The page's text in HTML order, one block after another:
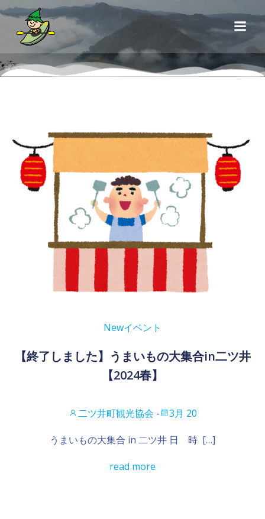
コ
ン
へ
プ
Newイベント
【終了しました】うまいもの大集合in二ツ井
【2024春】
二ツ井町観光協会 - 3月 20
うまいもの大集合 in 二ツ井 日 時 […]
read more